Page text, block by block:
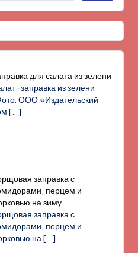
для салата из зелени
заправка из зелени
ООО «Издательский
[…]
заправка с
перцем и
на зиму
заправка с
перцем и
на[…]